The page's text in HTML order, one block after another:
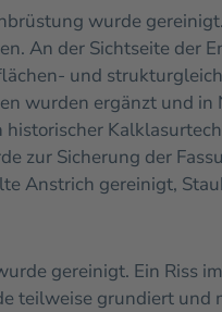
wurde
An der Sichtseite der
und
wurden ergänzt und
historischer
zur Sicherung der
Anstrich gereinigt,
gereinigt. Ein Riss
teilweise grundiert und